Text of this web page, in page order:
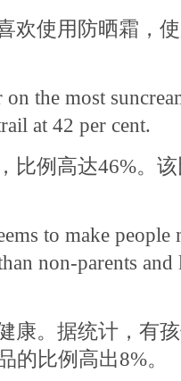
欢使用防晒霜，
the most
at 42 per cent.
比例高达46%。
to make people
non-parents
康。据统计，有
的比例高出8%。